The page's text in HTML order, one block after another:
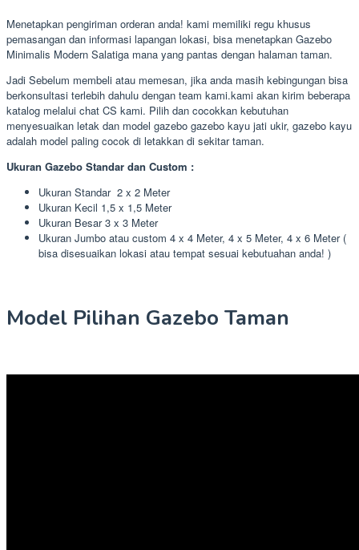
Menetapkan pengiriman orderan anda! kami memiliki regu khusus
pemasangan dan informasi lapangan lokasi, bisa menetapkan Gazebo
Minimalis Modern Salatiga mana yang pantas dengan halaman taman.
Jadi Sebelum membeli atau memesan, jika anda masih kebingungan bisa
berkonsultasi terlebih dahulu dengan team kami.kami akan kirim beberapa
katalog melalui chat CS kami. Pilih dan cocokkan kebutuhan
menyesuaikan letak dan model gazebo gazebo kayu jati ukir, gazebo kayu
adalah model paling cocok di letakkan di sekitar taman.
Ukuran Gazebo Standar dan Custom :
Ukuran Standar 2 x 2 Meter
Ukuran Kecil 1,5 x 1,5 Meter
Ukuran Besar 3 x 3 Meter
Ukuran Jumbo atau custom 4 x 4 Meter, 4 x 5 Meter, 4 x 6 Meter (
bisa disesuaikan lokasi atau tempat sesuai kebutuahan anda! )
Model Pilihan Gazebo Taman